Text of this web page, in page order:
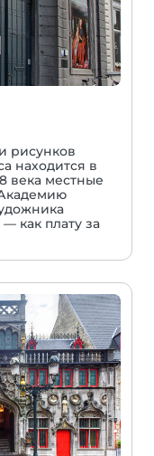
рисунков
находится в
века местные
как плату за